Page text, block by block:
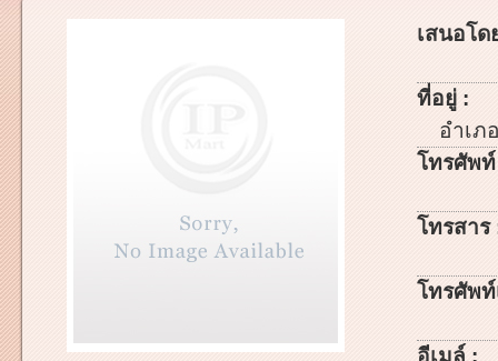
เสนอโด
ที่อยู่ :
อำเภ
โทรศัพ
โทรสาร
โทรศัพ
อีเมล์ :